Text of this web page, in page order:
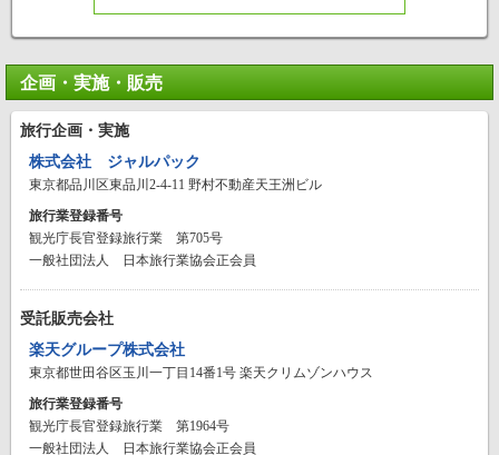
企画・実施・販売
旅行企画・実施
株式会社 ジャルパック
東京都品川区東品川2-4-11 野村不動産天王洲ビル
旅行業登録番号
観光庁長官登録旅行業 第705号
一般社団法人 日本旅行業協会正会員
受託販売会社
楽天グループ株式会社
東京都世田谷区玉川一丁目14番1号 楽天クリムゾンハウス
旅行業登録番号
観光庁長官登録旅行業 第1964号
一般社団法人 日本旅行業協会正会員